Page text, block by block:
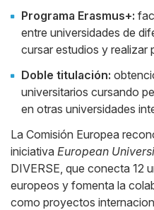
Programa Erasmus+:
entre universidades de
cursar estudios y realizar
Doble titulación:
universitarios cursando
en otras universidades
La Comisión Europea
iniciativa European
DIVERSE, que conecta 12
europeos y fomenta la
como proyectos